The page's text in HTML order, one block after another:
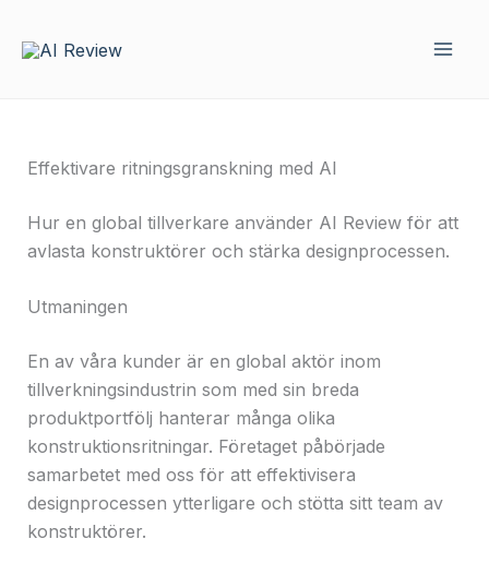
Effektivare ritningsgranskning med AI
Hur en global tillverkare använder AI Review för att
avlasta konstruktörer och stärka designprocessen.
Utmaningen
En av våra kunder är en global aktör inom
tillverkningsindustrin som med sin breda
produktportfölj hanterar många olika
konstruktionsritningar. Företaget påbörjade
samarbetet med oss för att effektivisera
designprocessen ytterligare och stötta sitt team av
konstruktörer.